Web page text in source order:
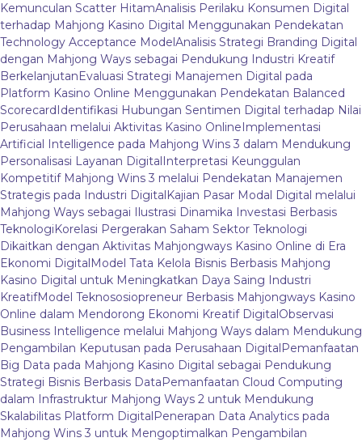
Kemunculan Scatter HitamAnalisis Perilaku Konsumen Digital
terhadap Mahjong Kasino Digital Menggunakan Pendekatan
Technology Acceptance ModelAnalisis Strategi Branding Digital
dengan Mahjong Ways sebagai Pendukung Industri Kreatif
BerkelanjutanEvaluasi Strategi Manajemen Digital pada
Platform Kasino Online Menggunakan Pendekatan Balanced
ScorecardIdentifikasi Hubungan Sentimen Digital terhadap Nilai
Perusahaan melalui Aktivitas Kasino OnlineImplementasi
Artificial Intelligence pada Mahjong Wins 3 dalam Mendukung
Personalisasi Layanan DigitalInterpretasi Keunggulan
Kompetitif Mahjong Wins 3 melalui Pendekatan Manajemen
Strategis pada Industri DigitalKajian Pasar Modal Digital melalui
Mahjong Ways sebagai Ilustrasi Dinamika Investasi Berbasis
TeknologiKorelasi Pergerakan Saham Sektor Teknologi
Dikaitkan dengan Aktivitas Mahjongways Kasino Online di Era
Ekonomi DigitalModel Tata Kelola Bisnis Berbasis Mahjong
Kasino Digital untuk Meningkatkan Daya Saing Industri
KreatifModel Teknososiopreneur Berbasis Mahjongways Kasino
Online dalam Mendorong Ekonomi Kreatif DigitalObservasi
Business Intelligence melalui Mahjong Ways dalam Mendukung
Pengambilan Keputusan pada Perusahaan DigitalPemanfaatan
Big Data pada Mahjong Kasino Digital sebagai Pendukung
Strategi Bisnis Berbasis DataPemanfaatan Cloud Computing
dalam Infrastruktur Mahjong Ways 2 untuk Mendukung
Skalabilitas Platform DigitalPenerapan Data Analytics pada
Mahjong Wins 3 untuk Mengoptimalkan Pengambilan